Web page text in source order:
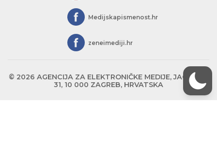
Medijskapismenost.hr
zeneimediji.hr
© 2026 AGENCIJA ZA ELEKTRONIČKE MEDIJE, JAGIĆEVA
31, 10 000 ZAGREB, HRVATSKA